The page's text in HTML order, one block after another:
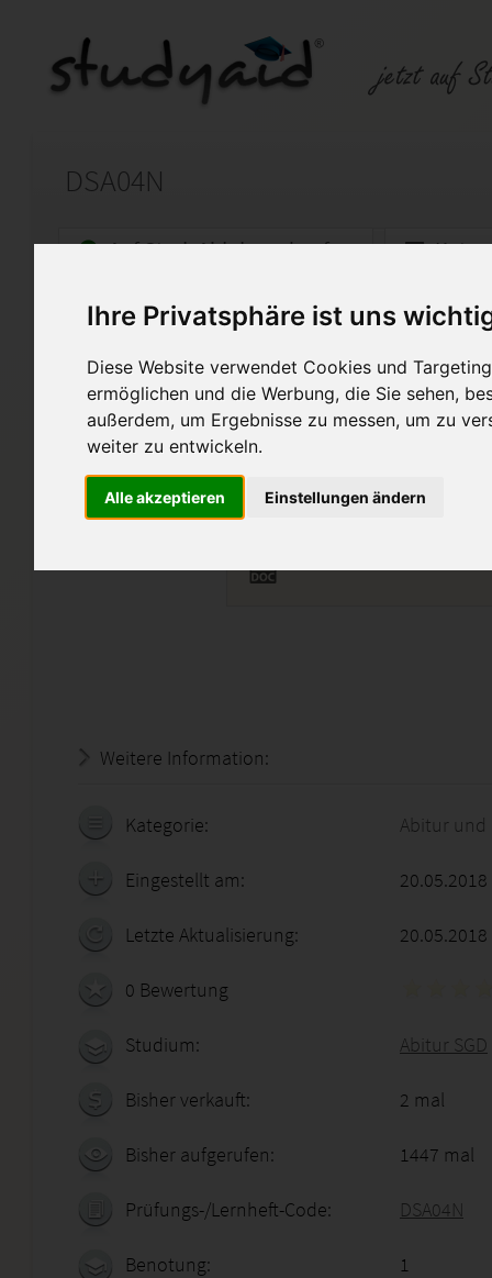
Ihre Privatsphäre ist uns
Diese Website verwendet Cookies und
ermöglichen und die Werbung, die Sie sehen,
außerdem, um Ergebnisse zu messen, um zu
weiter zu entwickeln.
Alle akzeptieren Einstellungen ändern
DSA04N
Auf StudyAid.de verkaufen
Startseite Abitur und Hochschule
Abitur SGD Lösung
Lösung Einsendeaufgabe Abitur
Weitere Information:
Kategorie: Abitur und
Eingestellt am:
Letzte Aktualisierung: 20.05.2018
0 Bewertung
Studium: Abitur SGD
Bisher verkauft: 2 mal
Bisher aufgerufen: 1447 mal
Prüfungs-/Lernheft-Code: DSA04N
Benotung: 1